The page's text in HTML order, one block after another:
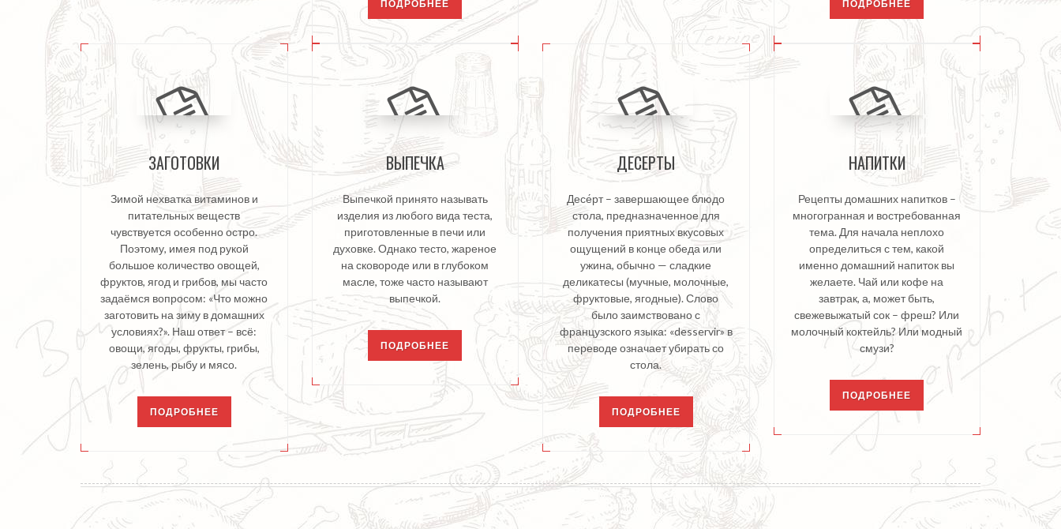
ПОДРОБНЕЕ ПОДРОБНЕЕ
ЗАГОТОВКИ
Зимой нехватка витаминов и
питательных веществ
чувствуется особенно остро.
Поэтому, имея под рукой
большое количество овощей,
фруктов, ягод и грибов, мы часто
задаёмся вопросом: «Что можно
заготовить на зиму в домашних
условиях?». Наш ответ – всё:
овощи, ягоды, фрукты, грибы,
зелень, рыбу и мясо.
ПОДРОБНЕЕ
ВЫПЕЧКА
Выпечкой принято называть
изделия из любого вида теста,
приготовленные в печи или
духовке. Однако тесто, жареное
на сковороде или в глубоком
масле, тоже часто называют
выпечкой.
ПОДРОБНЕЕ
ДЕСЕРТЫ
Десе́рт – завершающее блюдо
стола, предназначенное для
получения приятных вкусовых
ощущений в конце обеда или
ужина, обычно — сладкие
деликатесы (мучные, молочные,
фруктовые, ягодные). Слово
было заимствовано с
французского языка: «desservir» в
переводе означает убирать со
стола.
ПОДРОБНЕЕ
НАПИТКИ
Рецепты домашних напитков –
многогранная и востребованная
тема. Для начала неплохо
определиться с тем, какой
именно домашний напиток вы
желаете. Чай или кофе на
завтрак, а, может быть,
свежевыжатый сок – фреш? Или
молочный коктейль? Или модный
смузи?
ПОДРОБНЕЕ